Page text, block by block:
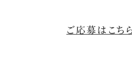
ご応募はこち